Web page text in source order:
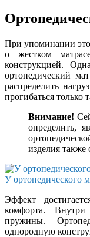
При упоминании
о жестком
конструкцией.
ортопедический
распределить
прогибаться только
Внимание!
определить,
изделия также
У ортопедического
Эффект
комфорта.
пружины.
однородную